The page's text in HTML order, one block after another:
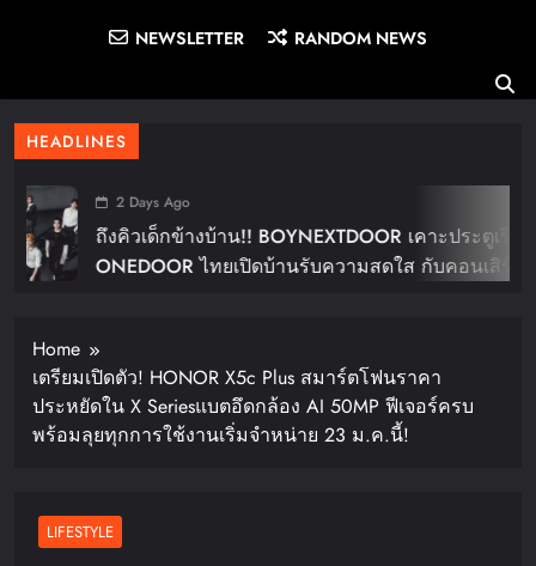
NEWSLETTER RANDOM NEWS
HEADLINES
2 Days Ago
ถึงคิวเด็กข้างบ้าน!! BOYNEXTDOOR เคาะประตูเรียก
ONEDOOR ไทยเปิดบ้านรับความสดใส กับคอนเสิร์ต
Home
เตรียมเปิดตัว! HONOR X5c Plus สมาร์ตโฟนราคา
ประหยัดใน X Seriesแบตอึดกล้อง AI 50MP ฟีเจอร์ครบ
พร้อมลุยทุกการใช้งานเริ่มจำหน่าย 23 ม.ค.นี้!
LIFESTYLE